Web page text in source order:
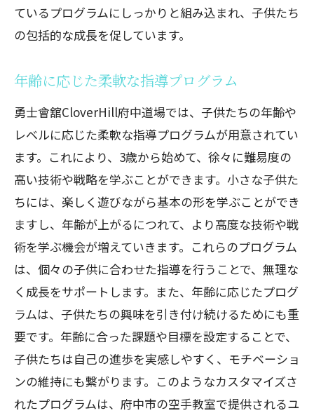
ているプログラムにしっかりと組み込まれ、子供たち
の包括的な成長を促しています。
年齢に応じた柔軟な指導プログラム
勇士會舘CloverHill府中道場では、子供たちの年齢や
レベルに応じた柔軟な指導プログラムが用意されてい
ます。これにより、3歳から始めて、徐々に難易度の
高い技術や戦略を学ぶことができます。小さな子供た
ちには、楽しく遊びながら基本の形を学ぶことができ
ますし、年齢が上がるにつれて、より高度な技術や戦
術を学ぶ機会が増えていきます。これらのプログラム
は、個々の子供に合わせた指導を行うことで、無理な
く成長をサポートします。また、年齢に応じたプログ
ラムは、子供たちの興味を引き付け続けるためにも重
要です。年齢に合った課題や目標を設定することで、
子供たちは自己の進歩を実感しやすく、モチベーショ
ンの維持にも繋がります。このようなカスタマイズさ
れたプログラムは、府中市の空手教室で提供されるユ